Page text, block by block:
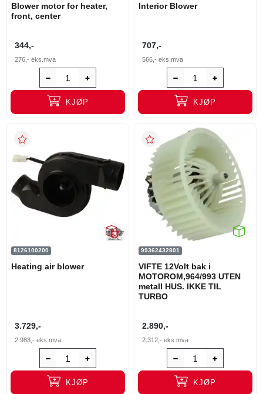
Blower motor for heater,
front, center
344,-
276,- eks.mva
KJØP
Interior Blower
707,-
566,- eks.mva
KJØP
8126100200
Heating air blower
3.729,-
2.983,- eks.mva
KJØP
99362432801
VIFTE 12Volt bak i
MOTOROM,964/993 UTEN
metall HUS. IKKE TIL
TURBO
2.890,-
2.312,- eks.mva
KJØP